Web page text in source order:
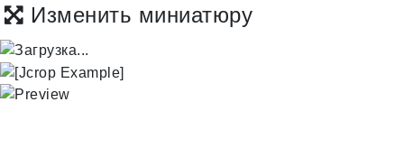
Изменить миниатюру